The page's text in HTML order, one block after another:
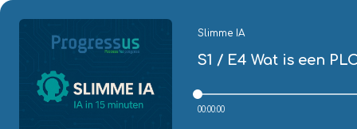
Slimme IA
S1 / E4 Wat is een
00:00:00